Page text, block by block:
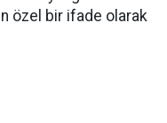
özel bir ifade olarak